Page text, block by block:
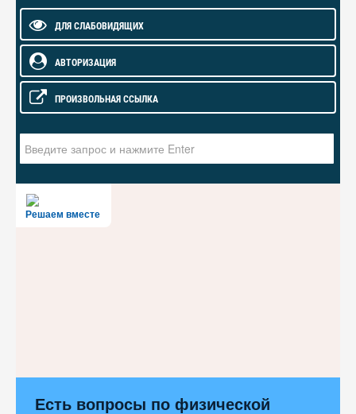
ДЛЯ СЛАБОВИДЯЩИХ
АВТОРИЗАЦИЯ
ПРОИЗВОЛЬНАЯ ССЫЛКА
Решаем вместе
Есть вопросы по физической